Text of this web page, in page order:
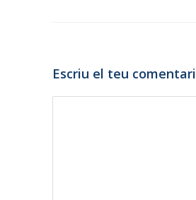
Escriu el teu comentari